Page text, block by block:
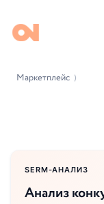
Маркетплейс ⟩
SERM-АНАЛИЗ
Анализ